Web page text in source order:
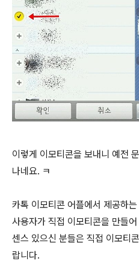
이렇게 이모티콘을 보내니 예전
나네요. ㅋ
카톡 이모티콘 어플에서 제공하
사용자가 직접 이모티콘을 만들
센스 있으신 분들은 직접 이모티
랍니다.